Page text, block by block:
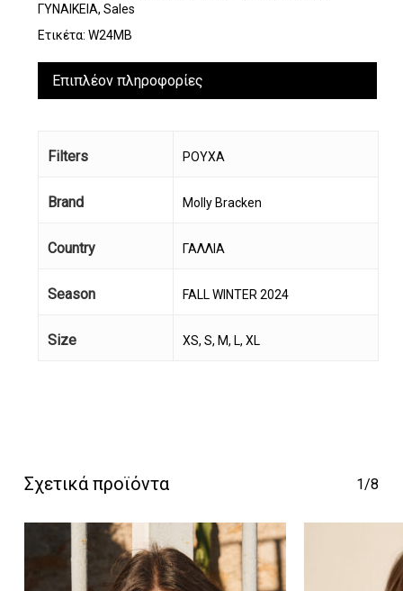
καλάθι σας.
Go To Shop
ΓΥΝΑΙΚΕΙΑ, Sales
Ετικέτα: W24MB
Επιπλέον πληροφορίες
Filters ΡΟΥΧΑ
Brand Molly Bracken
Country ΓΑΛΛΙΑ
Season FALL WINTER 2024
Size XS, S, M, L, XL
Σχετικά προϊόντα 1/8